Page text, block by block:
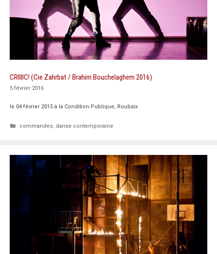
CRIIIIC! (Cie Zahrbat / Brahim Bouchelaghem 2016)
5 février 2016
le 04 février 2015 à la Condition Publique, Roubaix
Catégories
commandes, danse contemporaine